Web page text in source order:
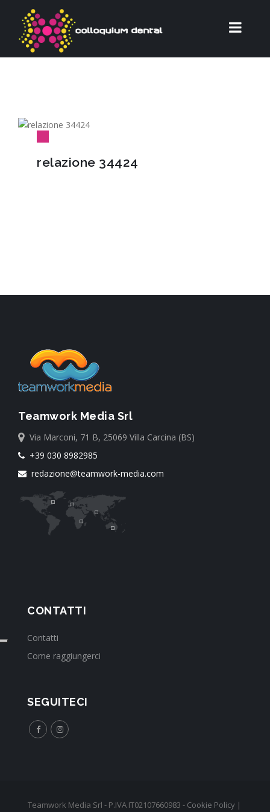
relazione 34424
Teamwork Media Srl
Via Marconi, 71 B, 25069 Villa Carcina (BS)
+39 030 8982985
redazione@teamwork-media.com
CONTATTI
Contatti
Come raggiungerci
SEGUITECI
Teamwork Media Srl - P.IVA IT02107660983 - Cookie Policy|